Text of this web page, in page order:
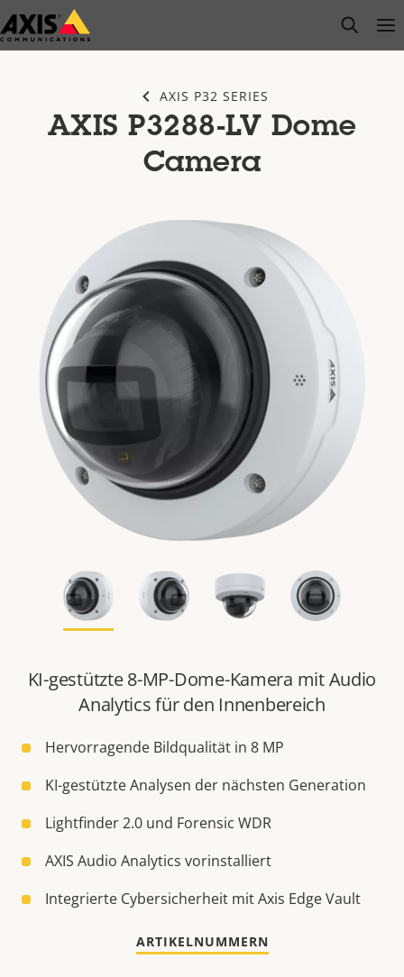
Zum
Hauptinhalt
open
AXIS P32 SERIES
AXIS P3288-LV Dome
Camera
KI-gestützte 8-MP-Dome-Kamera mit Audio
Analytics für den Innenbereich
Hervorragende Bildqualität in 8 MP
KI-gestützte Analysen der nächsten Generation
Lightfinder 2.0 und Forensic WDR
AXIS Audio Analytics vorinstalliert
Integrierte Cybersicherheit mit Axis Edge Vault
ARTIKELNUMMERN